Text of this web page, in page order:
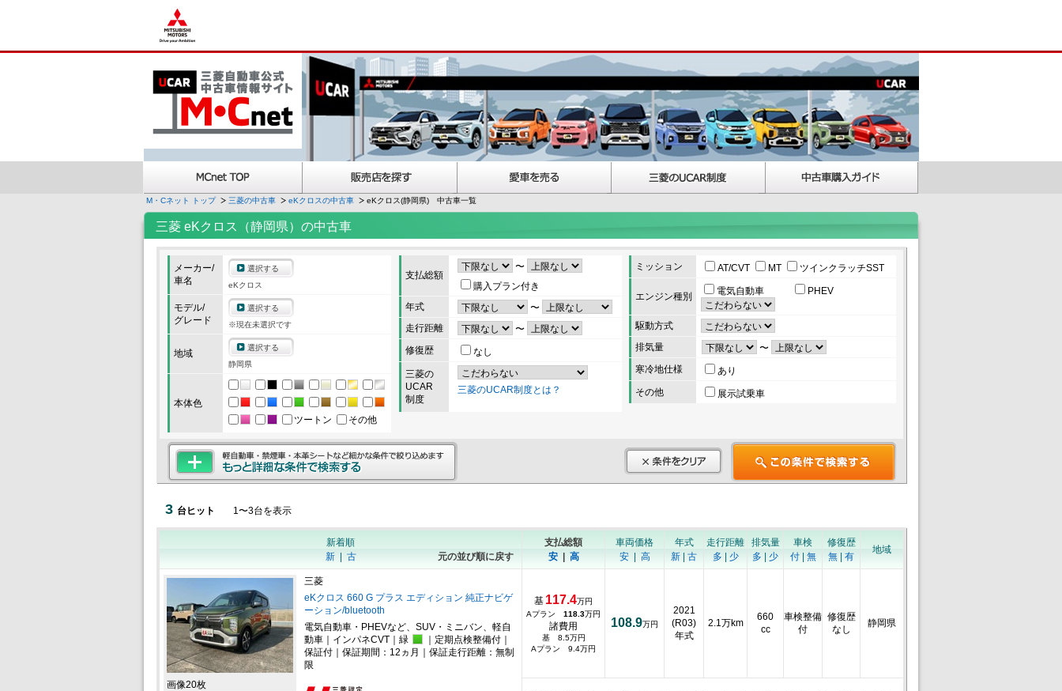
M・Cネット トップ 三菱の中古車 eKクロスの中古車 eKクロス(静岡県) 中古車一覧
三菱 eKクロス（静岡県）の中古車
メーカー/
車名
選択する
eKクロス
モデル/
グレード
選択する
※現在未選択です
地域
選択する
静岡県
本体色
ツートン
その他
支払総額
〜
購入プラン付き
年式
〜
走行距離
〜
修復歴
なし
三菱の
UCAR
制度
三菱のUCAR制度とは？
ミッション AT/CVT MT ツインクラッチSST
エンジン種別 電気自動車 PHEV
駆動方式
排気量
〜
寒冷地仕様
あり
その他
展示試乗車
3 台ヒット 1〜3台を表示
新着順
新| 古 元の並び順に戻す
支払総額
安| 高
車両価格
安| 高
年式
新
古
走行距離
多
少
排気量
多
少
車検
付| 無
修復歴
無
有
地域
画像20枚
三菱
eKクロス 660 G プラス エディション 純正ナビゲ
ーション/bluetooth
電気自動車・PHEVなど、SUV・ミニバン、軽自
動車｜インパネCVT｜緑
｜定期点検整備付｜
保証付｜保証期間：12ヵ月｜保証走行距離：無制
限
基 117.4万円
Aプラン 118.3万円
諸費用
基 8.5万円
Aプラン 9.4万円
108.9万円
2021
(R03)
年式
2.1万km
660
cc
車検整備
付
修復歴
なし
静岡県